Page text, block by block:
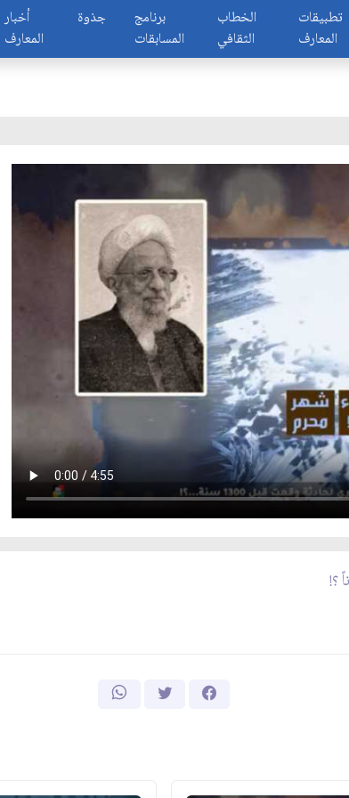
أخبار
المعارف
جذوة
برنامج
المسابقات
الخطاب
الثقافي
تطبيقات
المعارف